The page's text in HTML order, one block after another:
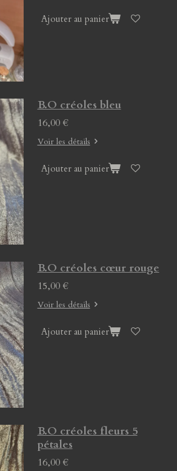
Ajouter au panier
B.O créoles bleu
16,00 €
Voir les détails
Ajouter au panier
B.O créoles cœur rouge
15,00 €
Voir les détails
Ajouter au panier
B.O créoles fleurs 5
pétales
16,00 €